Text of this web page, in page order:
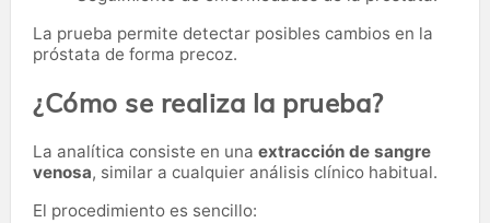
La prueba permite detectar posibles cambios en la
próstata de forma precoz.
¿Cómo se realiza la prueba?
La analítica consiste en una extracción de sangre
venosa, similar a cualquier análisis clínico habitual.
El procedimiento es sencillo: